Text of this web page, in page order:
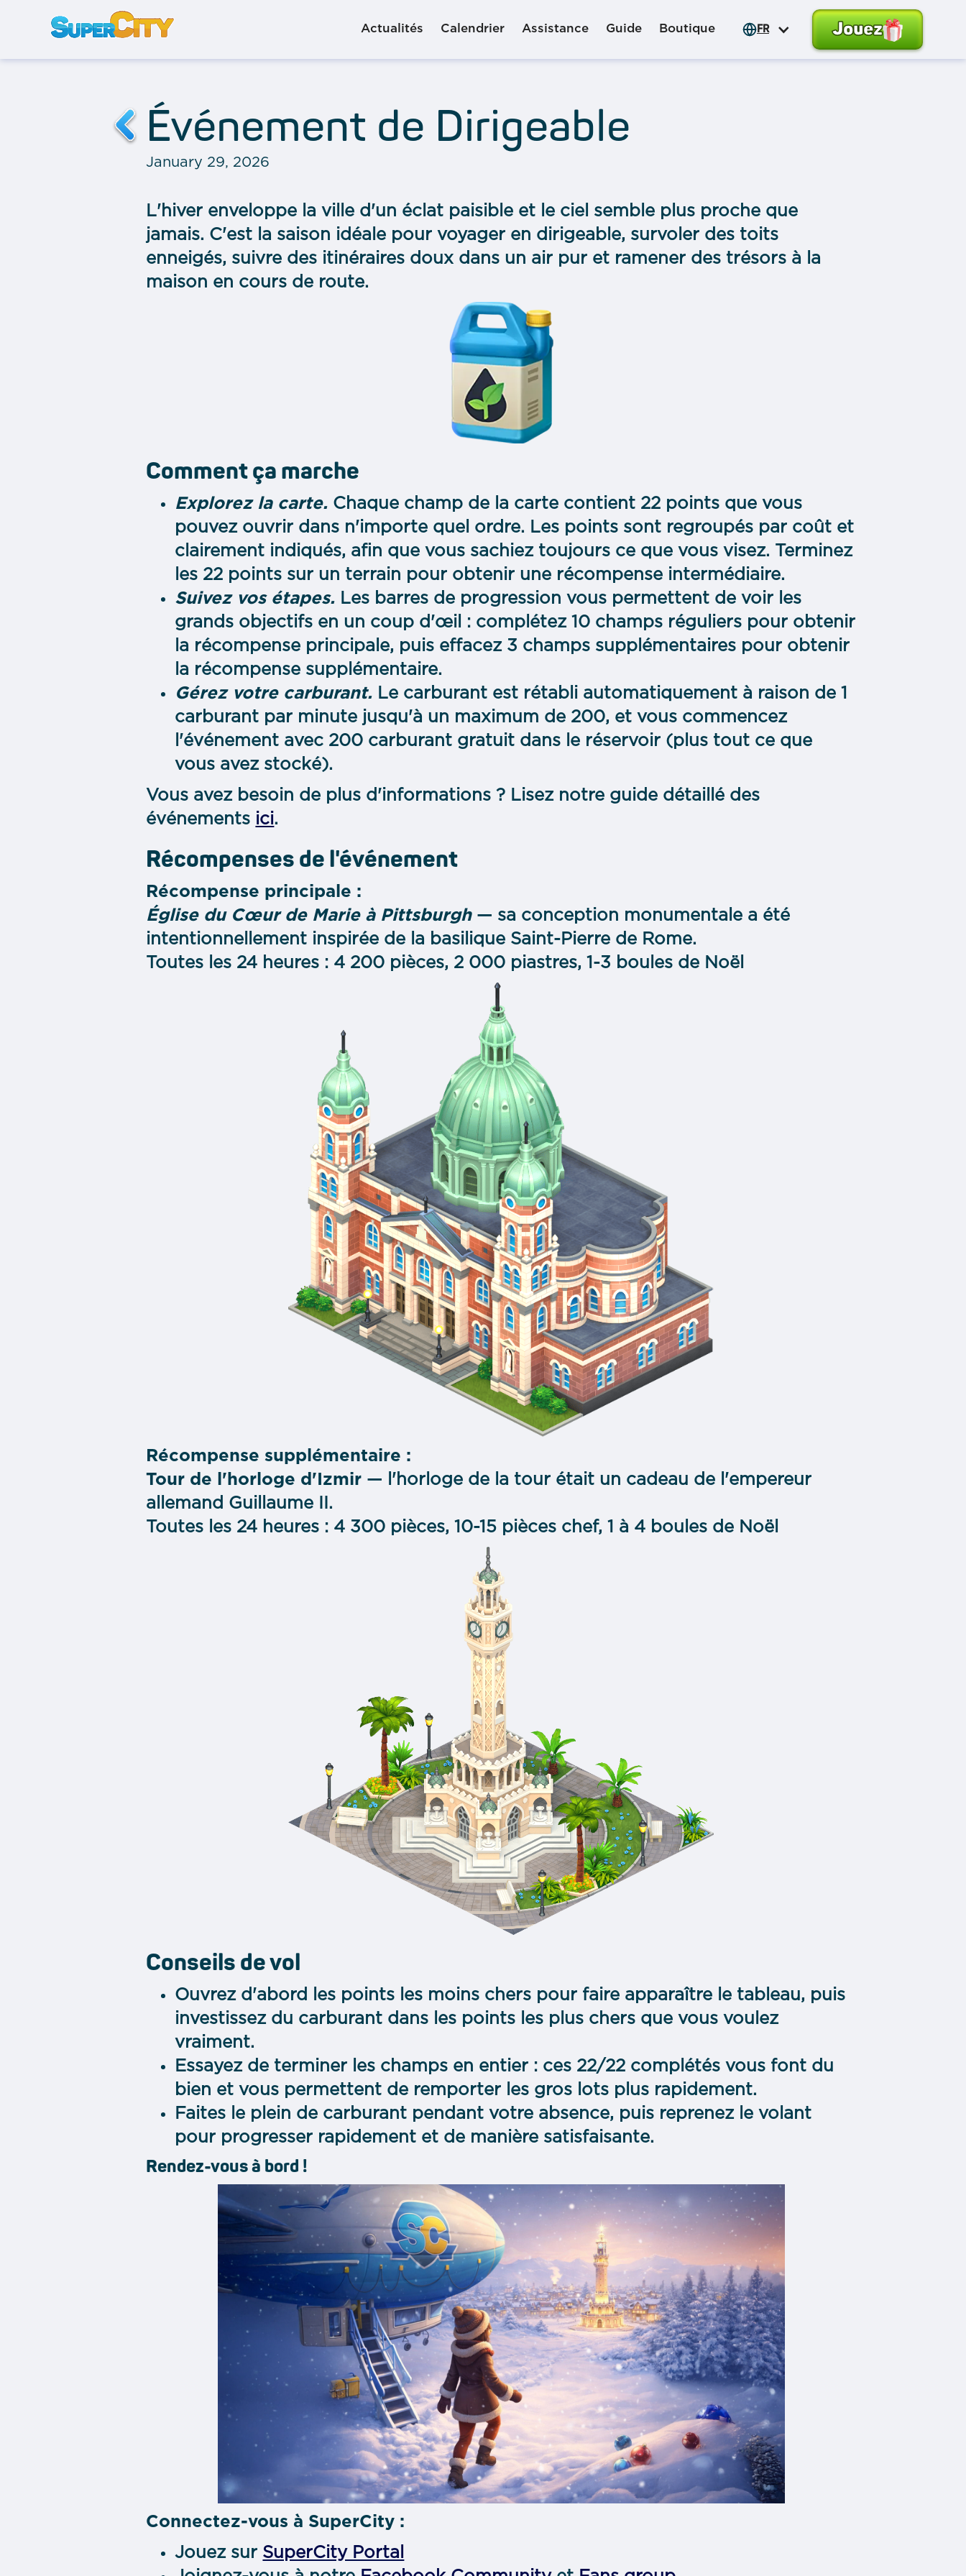
Actualités Calendrier Assistance Guide Boutique FR Jouez
Événement de Dirigeable
January 29, 2026
L'hiver enveloppe la ville d'un éclat paisible et le ciel semble plus proche que
jamais. C'est la saison idéale pour voyager en dirigeable, survoler des toits
enneigés, suivre des itinéraires doux dans un air pur et ramener des trésors à la
maison en cours de route.
Comment ça marche
Explorez la carte. Chaque champ de la carte contient 22 points que vous
pouvez ouvrir dans n'importe quel ordre. Les points sont regroupés par coût et
clairement indiqués, afin que vous sachiez toujours ce que vous visez. Terminez
les 22 points sur un terrain pour obtenir une récompense intermédiaire.
Suivez vos étapes. Les barres de progression vous permettent de voir les
grands objectifs en un coup d'œil : complétez 10 champs réguliers pour obtenir
la récompense principale, puis effacez 3 champs supplémentaires pour obtenir
la récompense supplémentaire.
Gérez votre carburant. Le carburant est rétabli automatiquement à raison de 1
carburant par minute jusqu'à un maximum de 200, et vous commencez
l'événement avec 200 carburant gratuit dans le réservoir (plus tout ce que
vous avez stocké).
Vous avez besoin de plus d'informations ? Lisez notre guide détaillé des
événements ici.
Récompenses de l'événement
Récompense principale :
Église du Cœur de Marie à Pittsburgh — sa conception monumentale a été
intentionnellement inspirée de la basilique Saint-Pierre de Rome.
Toutes les 24 heures : 4 200 pièces, 2 000 piastres, 1-3 boules de Noël
Récompense supplémentaire :
Tour de l'horloge d'Izmir — l'horloge de la tour était un cadeau de l'empereur
allemand Guillaume II.
Toutes les 24 heures : 4 300 pièces, 10-15 pièces chef, 1 à 4 boules de Noël
Conseils de vol
Ouvrez d'abord les points les moins chers pour faire apparaître le tableau, puis
investissez du carburant dans les points les plus chers que vous voulez
vraiment.
Essayez de terminer les champs en entier : ces 22/22 complétés vous font du
bien et vous permettent de remporter les gros lots plus rapidement.
Faites le plein de carburant pendant votre absence, puis reprenez le volant
pour progresser rapidement et de manière satisfaisante.
Rendez-vous à bord !
Connectez-vous à SuperCity :
Jouez sur SuperCity Portal